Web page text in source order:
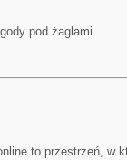
pod żaglami.
to przestrzeń, w